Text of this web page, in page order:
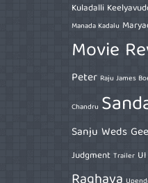
Kuladalli
Manada Kadalu
Movie
Peter Raju James
Chandru
Sanju Weds
Judgment Trailer